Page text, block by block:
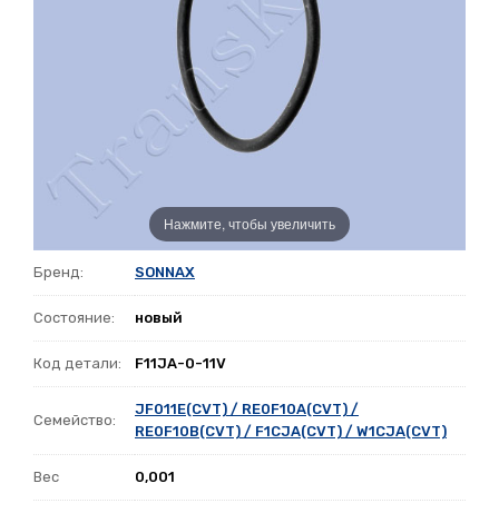
Нажмите, чтобы увеличить
Бренд: SONNAX
Состояние: новый
Код детали: F11JA-0-11V
Семейство:
JF011E(CVT) / RE0F10A(CVT) /
RE0F10B(CVT) / F1CJA(CVT) / W1CJA(CVT)
Вес 0,001